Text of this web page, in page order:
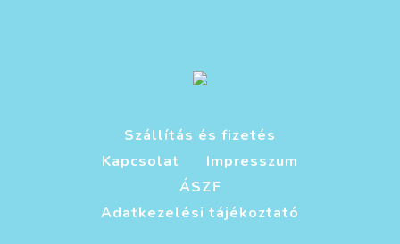
Szállítás és fizetés
Kapcsolat
Impresszum
ÁSZF
Adatkezelési tájékoztató